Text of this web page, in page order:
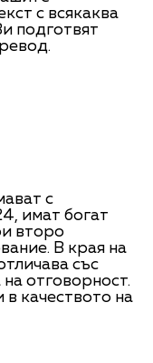
с всякаква
подготвят
с
имат богат
второ
В края на
със
отговорност.
качеството на